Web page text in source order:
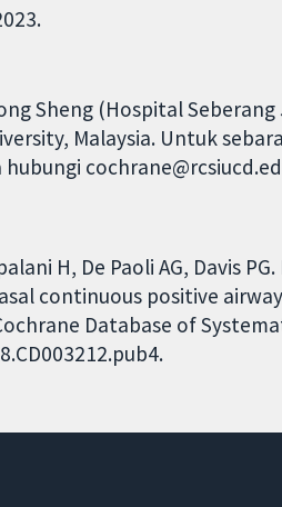
Sheng (Hospital
Malaysia. Untuk
H, De Paoli AG, Davis
continuous positive
Database of